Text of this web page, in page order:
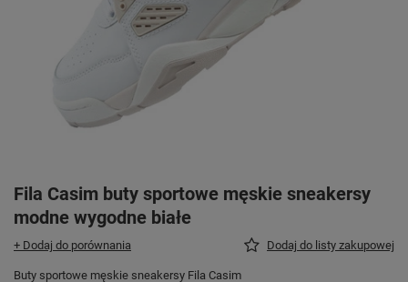
Fila Casim buty sportowe męskie sneakersy
modne wygodne białe
+ Dodaj do porównania Dodaj do listy zakupowej
Buty sportowe męskie sneakersy Fila Casim